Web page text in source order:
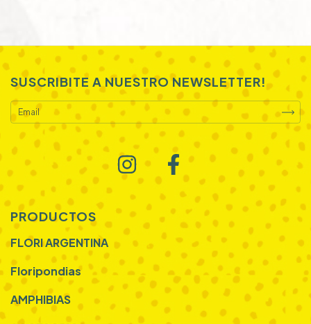
SUSCRIBITE A NUESTRO NEWSLETTER!
PRODUCTOS
FLORI ARGENTINA
Floripondias
AMPHIBIAS